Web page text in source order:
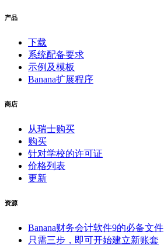
产品
下载
系统配备要求
示例及模板
Banana扩展程序
商店
从瑞士购买
购买
针对学校的许可证
价格列表
更新
资源
Banana财务会计软件9的必备文件
只需三步，即可开始建立新账套